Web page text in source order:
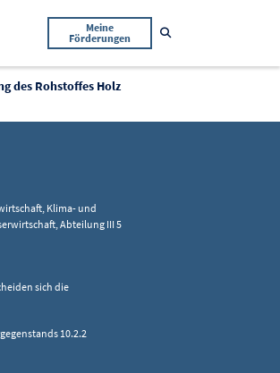
Meine
Förderungen
des Rohstoffes Holz
Klima- und
Abteilung III 5
sich die
10.2.2